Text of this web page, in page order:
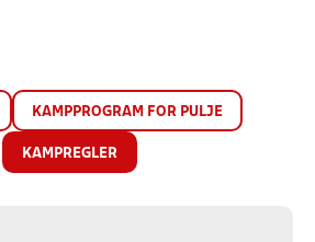
KAMPPROGRAM FOR PULJE
KAMPREGLER